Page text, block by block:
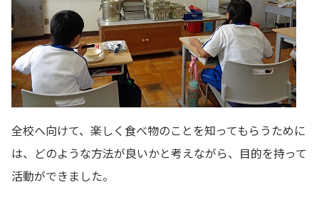
全校へ向けて、楽しく食べ物のことを知ってもらうために
は、どのような方法が良いかと考えながら、目的を持って
活動ができました。